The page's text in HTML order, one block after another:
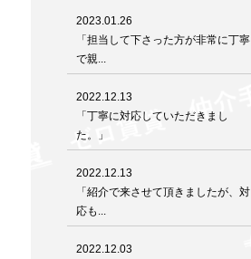
2023.01.26
「担当して下さった方が非常に丁寧
で親...
2022.12.13
「丁寧に対応していただきまし
た。」
2022.12.13
「紹介で来させて頂きましたが、対
応も...
2022.12.03